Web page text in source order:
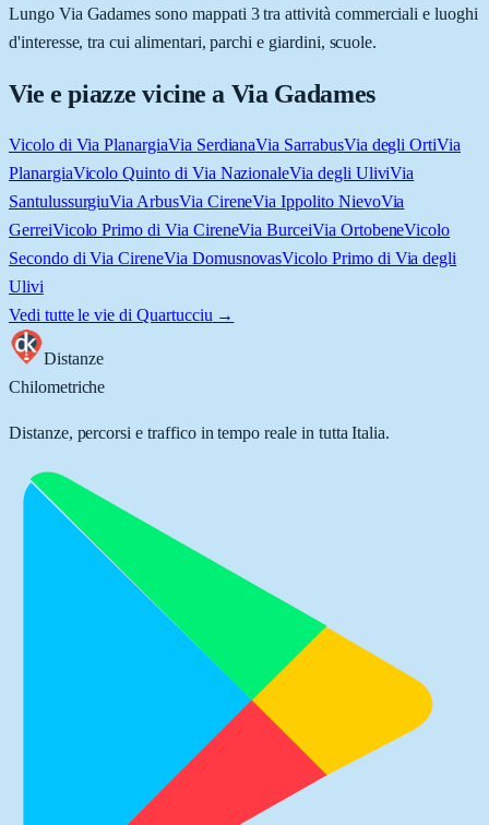
Lungo Via Gadames sono mappati 3 tra attività commerciali e luoghi
d'interesse, tra cui alimentari, parchi e giardini, scuole.
Vie e piazze vicine a Via Gadames
Vicolo di Via PlanargiaVia SerdianaVia SarrabusVia degli OrtiVia
PlanargiaVicolo Quinto di Via NazionaleVia degli UliviVia
SantulussurgiuVia ArbusVia CireneVia Ippolito NievoVia
GerreiVicolo Primo di Via CireneVia BurceiVia OrtobeneVicolo
Secondo di Via CireneVia DomusnovasVicolo Primo di Via degli
Ulivi
Vedi tutte le vie di Quartucciu →
Distanze
Chilometriche
Distanze, percorsi e traffico in tempo reale in tutta Italia.